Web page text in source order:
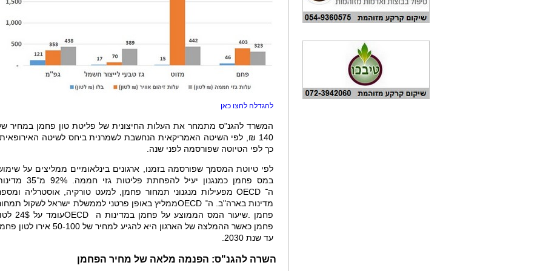
להגדלה לחצו כאן
המשרד להגנ"ס מתמחר את העלות החיצונית של פליטת טון פחמן במחיר
140 ₪, לפי השיטה האמריקאית הנחשבת לשמרנית ביחס לשיטה האירופאית
כך לפי הטיוטה שפורסמה לפני שנה.
לפי טיוטת המסמך שפורסמה בזמנו, ארגונים בינלאומיים ממליצים על
במס פחמן כמנגנון יעיל להפחתת פליטות גזי חממה. 92%
ה־OECDמפעילות מנגנוני תמחור פחמן, למעט טורקיה, אוסטרליה
מדינות בארה"ב. ה־ OECDממליץ באופן פרטני לממשלת ישראל לשקול
פחמן
שיעור המס הממוצע על פחמן במדינות ה OECD
עומד על 24$
פחמן כאשר ההמלצה של הארגון היא להגיע למחיר של 50-100 אירו לטון
עד שנת 2030.
השרה להגנ"ס: הפנמה מלאה של מחיר הפחמן